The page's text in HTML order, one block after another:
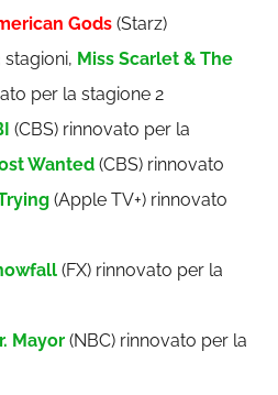
Gods (Starz)
Miss Scarlet & The
per la stagione 2
(CBS) rinnovato per la
Wanted (CBS) rinnovato
(Apple TV+) rinnovato
(FX) rinnovato per la
Mayor (NBC) rinnovato per la